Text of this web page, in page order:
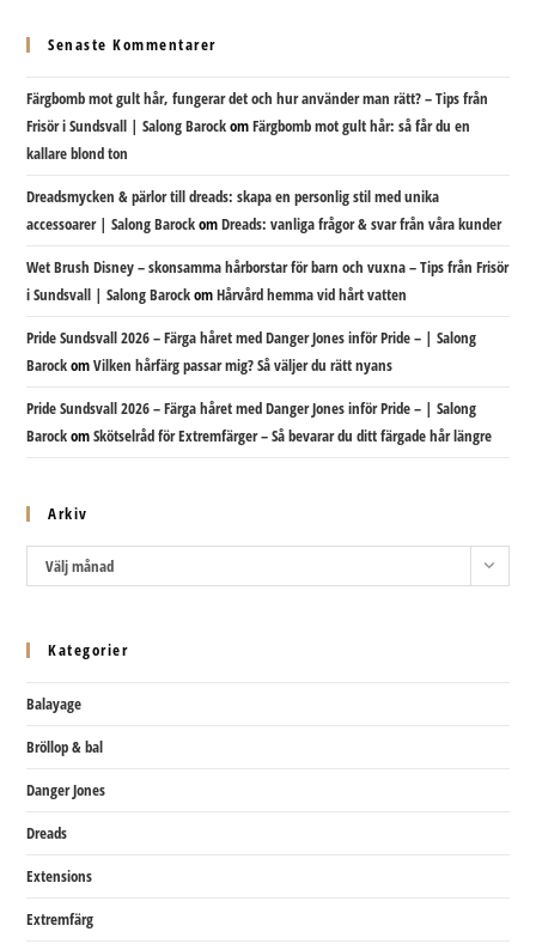
Senaste Kommentarer
Färgbomb mot gult hår, fungerar det och hur använder man rätt? – Tips från
Frisör i Sundsvall | Salong BarockomFärgbomb mot gult hår: så får du en
kallare blond ton
Dreadsmycken & pärlor till dreads: skapa en personlig stil med unika
accessoarer | Salong BarockomDreads: vanliga frågor & svar från våra kunder
Wet Brush Disney – skonsamma hårborstar för barn och vuxna – Tips från Frisör
i Sundsvall | Salong BarockomHårvård hemma vid hårt vatten
Pride Sundsvall 2026 – Färga håret med Danger Jones inför Pride – | Salong
BarockomVilken hårfärg passar mig? Så väljer du rätt nyans
Pride Sundsvall 2026 – Färga håret med Danger Jones inför Pride – | Salong
BarockomSkötselråd för Extremfärger – Så bevarar du ditt färgade hår längre
Arkiv
ArkivVälj månad
Kategorier
Balayage
Bröllop & bal
Danger Jones
Dreads
Extensions
Extremfärg